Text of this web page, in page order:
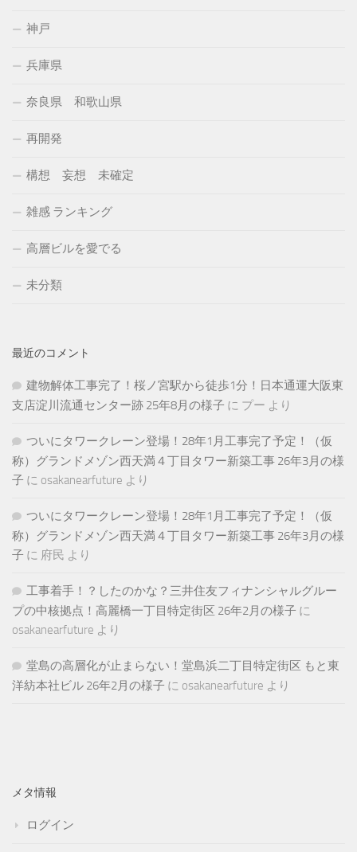
神戸
兵庫県
奈良県 和歌山県
再開発
構想 妄想 未確定
雑感 ランキング
高層ビルを愛でる
未分類
最近のコメント
建物解体工事完了！桜ノ宮駅から徒歩1分！日本通運大阪東
支店淀川流通センター跡 25年8月の様子 に プー より
ついにタワークレーン登場！28年1月工事完了予定！（仮
称）グランドメゾン西天満４丁目タワー新築工事 26年3月の様
子 に osakanearfuture より
ついにタワークレーン登場！28年1月工事完了予定！（仮
称）グランドメゾン西天満４丁目タワー新築工事 26年3月の様
子 に 府民 より
工事着手！？したのかな？三井住友フィナンシャルグルー
プの中核拠点！高麗橋一丁目特定街区 26年2月の様子 に
osakanearfuture より
堂島の高層化が止まらない！堂島浜二丁目特定街区 もと東
洋紡本社ビル 26年2月の様子 に osakanearfuture より
メタ情報
ログイン